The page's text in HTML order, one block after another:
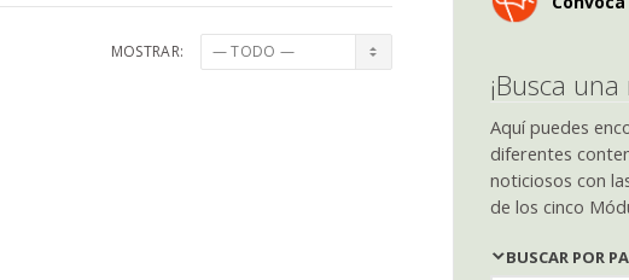
MOSTRAR:
¡Busca
Aquí puedes
diferentes
noticiosos con
de los cinco
BUSCAR POR